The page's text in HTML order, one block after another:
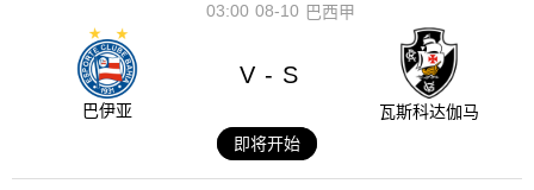
08-10
03:00 巴西甲
巴伊亚
V - S
瓦斯科达伽马
即将开始